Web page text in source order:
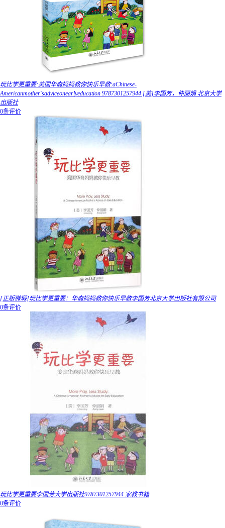
玩比学更重要:美国华裔妈妈教你快乐早教:aChinese-
Americanmother'sadviceonearlyeducation 9787301257944 [美]李国芳，仲丽娟 北京大学
出版社
0条评价
[正版微瑕]玩比学更重要：华裔妈妈教你快乐早教李国芳北京大学出版社有限公司
0条评价
玩比学更重要李国芳大学出版社9787301257944 家教书籍
0条评价